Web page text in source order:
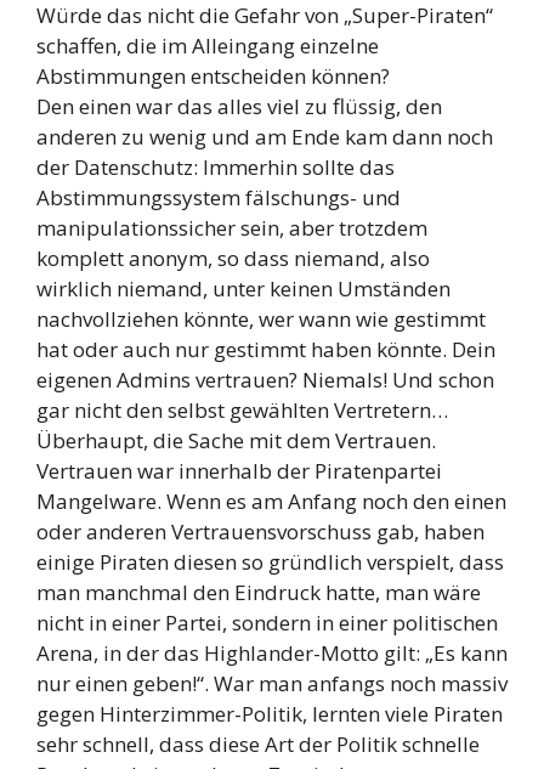
Würde das nicht die Gefahr von „Super-Piraten“
schaffen, die im Alleingang einzelne
Abstimmungen entscheiden können?
Den einen war das alles viel zu flüssig, den
anderen zu wenig und am Ende kam dann noch
der Datenschutz: Immerhin sollte das
Abstimmungssystem fälschungs- und
manipulationssicher sein, aber trotzdem
komplett anonym, so dass niemand, also
wirklich niemand, unter keinen Umständen
nachvollziehen könnte, wer wann wie gestimmt
hat oder auch nur gestimmt haben könnte. Dein
eigenen Admins vertrauen? Niemals! Und schon
gar nicht den selbst gewählten Vertretern…
Überhaupt, die Sache mit dem Vertrauen.
Vertrauen war innerhalb der Piratenpartei
Mangelware. Wenn es am Anfang noch den einen
oder anderen Vertrauensvorschuss gab, haben
einige Piraten diesen so gründlich verspielt, dass
man manchmal den Eindruck hatte, man wäre
nicht in einer Partei, sondern in einer politischen
Arena, in der das Highlander-Motto gilt: „Es kann
nur einen geben!“. War man anfangs noch massiv
gegen Hinterzimmer-Politik, lernten viele Piraten
sehr schnell, dass diese Art der Politik schnelle